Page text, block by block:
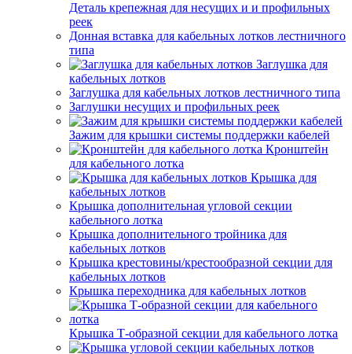
Деталь крепежная для несущих и и профильных
реек
Донная вставка для кабельных лотков лестничного
типа
Заглушка для
кабельных лотков
Заглушка для кабельных лотков лестничного типа
Заглушки несущих и профильных реек
Зажим для крышки системы поддержки кабелей
Кронштейн
для кабельного лотка
Крышка для
кабельных лотков
Крышка дополнительная угловой секции
кабельного лотка
Крышка дополнительного тройника для
кабельных лотков
Крышка крестовины/крестообразной секции для
кабельных лотков
Крышка переходника для кабельных лотков
Крышка Т-образной секции для кабельного лотка